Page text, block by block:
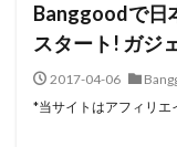
Banggoodで日
スタート! ガジ
2017-04-06
*当サイトはアフィリエ